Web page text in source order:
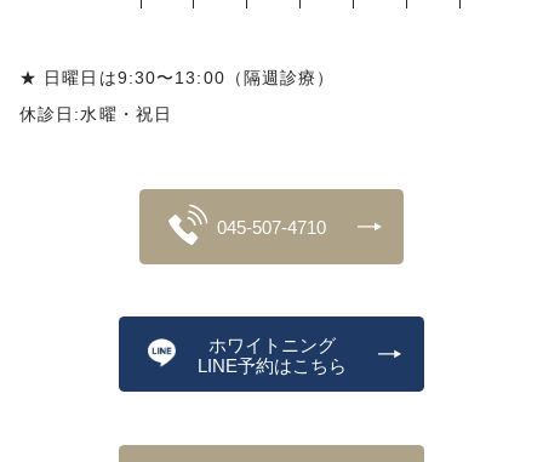
★ 日曜日は9:30〜13:00（隔週診療）
休診日:水曜・祝日
045-507-4710
ホワイトニング
LINE予約はこちら